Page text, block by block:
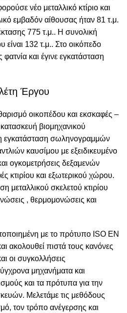
νέο μεταλλικό κτίριο και
εμβαδόν αίθουσας ήταν 81 τ.μ.
775 τ.μ.. Η συνολική
είναι 132 τ.μ.. Στο οικόπεδο
και έγινε εγκατάσταση
Έργου
οικοπέδου και εκσκαφές –
βιομηχανικού
εγκατάσταση σωληνογραμμών
καυσίμου με εξειδικευμένο
ογκομετρήσεις δεξαμενών
κτιρίου και εξωτερικού χώρου.
μεταλλικού σκελετού κτιρίου
, θερμομονώσεις και
με το πρότυπο ISO EN
ακολουθεί πιστά τους κανόνες
οι συγκολλήσεις
μηχανήματα και
και τα πρότυπα για την
Μελετάμε τις μεθόδους
τον τρόπο ανέγερσης και